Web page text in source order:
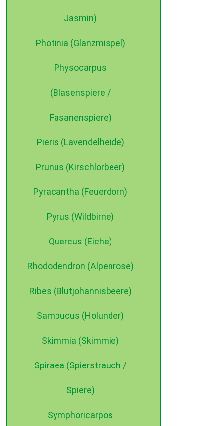
Jasmin)
Photinia (Glanzmispel)
Physocarpus
(Blasenspiere /
Fasanenspiere)
Pieris (Lavendelheide)
Prunus (Kirschlorbeer)
Pyracantha (Feuerdorn)
Pyrus (Wildbirne)
Quercus (Eiche)
Rhododendron (Alpenrose)
Ribes (Blutjohannisbeere)
Sambucus (Holunder)
Skimmia (Skimmie)
Spiraea (Spierstrauch /
Spiere)
Symphoricarpos